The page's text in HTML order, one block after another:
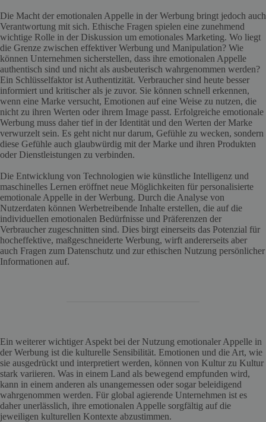
Die Macht der emotionalen Appelle in der Werbung bringt jedoch auch
Verantwortung mit sich. Ethische Fragen spielen eine zunehmend
wichtige Rolle in der Diskussion um emotionales Marketing. Wo liegt
die Grenze zwischen effektiver Werbung und Manipulation? Wie
können Unternehmen sicherstellen, dass ihre emotionalen Appelle
authentisch sind und nicht als ausbeuterisch wahrgenommen werden?
Ein Schlüsselfaktor ist Authentizität. Verbraucher sind heute besser
informiert und kritischer als je zuvor. Sie können schnell erkennen,
wenn eine Marke versucht, Emotionen auf eine Weise zu nutzen, die
nicht zu ihren Werten oder ihrem Image passt. Erfolgreiche emotionale
Werbung muss daher tief in der Identität und den Werten der Marke
verwurzelt sein. Es geht nicht nur darum, Gefühle zu wecken, sondern
diese Gefühle auch glaubwürdig mit der Marke und ihren Produkten
oder Dienstleistungen zu verbinden.
Die Entwicklung von Technologien wie künstliche Intelligenz und
maschinelles Lernen eröffnet neue Möglichkeiten für personalisierte
emotionale Appelle in der Werbung. Durch die Analyse von
Nutzerdaten können Werbetreibende Inhalte erstellen, die auf die
individuellen emotionalen Bedürfnisse und Präferenzen der
Verbraucher zugeschnitten sind. Dies birgt einerseits das Potenzial für
hocheffektive, maßgeschneiderte Werbung, wirft andererseits aber
auch Fragen zum Datenschutz und zur ethischen Nutzung persönlicher
Informationen auf.
Ein weiterer wichtiger Aspekt bei der Nutzung emotionaler Appelle in
der Werbung ist die kulturelle Sensibilität. Emotionen und die Art, wie
sie ausgedrückt und interpretiert werden, können von Kultur zu Kultur
stark variieren. Was in einem Land als bewegend empfunden wird,
kann in einem anderen als unangemessen oder sogar beleidigend
wahrgenommen werden. Für global agierende Unternehmen ist es
daher unerlässlich, ihre emotionalen Appelle sorgfältig auf die
jeweiligen kulturellen Kontexte abzustimmen.